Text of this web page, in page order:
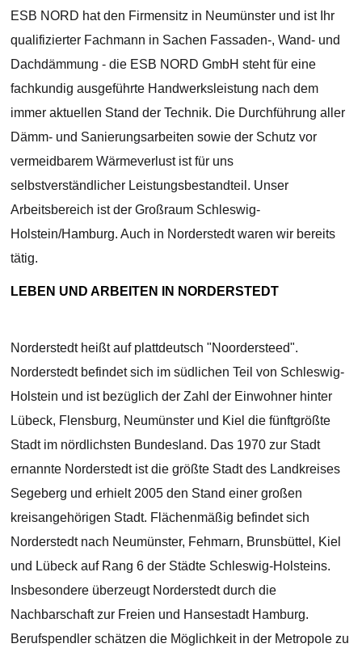
ESB NORD hat den Firmensitz in Neumünster und ist Ihr
qualifizierter Fachmann in Sachen Fassaden-, Wand- und
Dachdämmung - die ESB NORD GmbH steht für eine
fachkundig ausgeführte Handwerksleistung nach dem
immer aktuellen Stand der Technik. Die Durchführung aller
Dämm- und Sanierungsarbeiten sowie der Schutz vor
vermeidbarem Wärmeverlust ist für uns
selbstverständlicher Leistungsbestandteil. Unser
Arbeitsbereich ist der Großraum Schleswig-
Holstein/Hamburg. Auch in Norderstedt waren wir bereits
tätig.
LEBEN UND ARBEITEN IN NORDERSTEDT
Norderstedt heißt auf plattdeutsch "Noordersteed".
Norderstedt befindet sich im südlichen Teil von Schleswig-
Holstein und ist bezüglich der Zahl der Einwohner hinter
Lübeck, Flensburg, Neumünster und Kiel die fünftgrößte
Stadt im nördlichsten Bundesland. Das 1970 zur Stadt
ernannte Norderstedt ist die größte Stadt des Landkreises
Segeberg und erhielt 2005 den Stand einer großen
kreisangehörigen Stadt. Flächenmäßig befindet sich
Norderstedt nach Neumünster, Fehmarn, Brunsbüttel, Kiel
und Lübeck auf Rang 6 der Städte Schleswig-Holsteins.
Insbesondere überzeugt Norderstedt durch die
Nachbarschaft zur Freien und Hansestadt Hamburg.
Berufspendler schätzen die Möglichkeit in der Metropole zu